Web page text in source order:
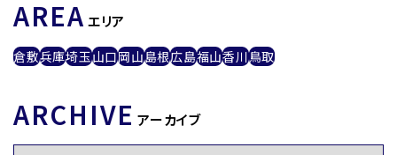
AREA エリア
倉敷兵庫埼玉山口岡山島根広島福山香川鳥取
ARCHIVE アーカイブ